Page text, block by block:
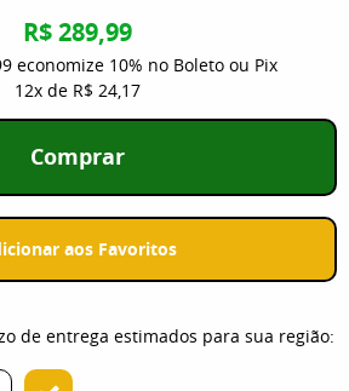
R$ 289,99
economize 10% no Boleto ou Pix
12x de R$ 24,17
Comprar
aos Favoritos
de entrega estimados para sua região: